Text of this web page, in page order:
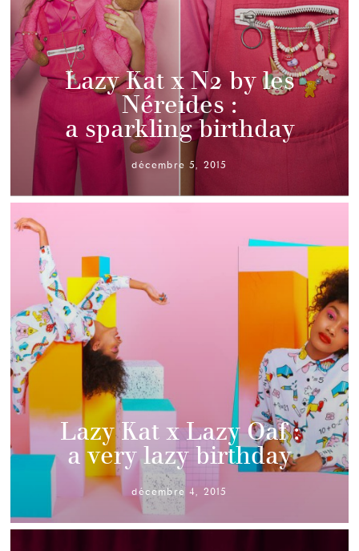
Lazy Kat x N2 by les
Néreides :
a sparkling birthday
décembre 5, 2015
Lazy Kat x Lazy Oaf :
a very lazy birthday
décembre 4, 2015